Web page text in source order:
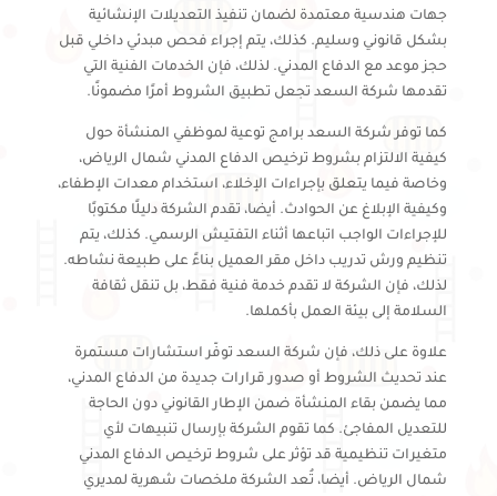
جهات هندسية معتمدة لضمان تنفيذ التعديلات الإنشائية
بشكل قانوني وسليم. كذلك، يتم إجراء فحص مبدئي داخلي قبل
حجز موعد مع الدفاع المدني. لذلك، فإن الخدمات الفنية التي
تقدمها شركة السعد تجعل تطبيق الشروط أمرًا مضمونًا.
كما توفر شركة السعد برامج توعية لموظفي المنشأة حول
كيفية الالتزام بشروط ترخيص الدفاع المدني شمال الرياض،
وخاصة فيما يتعلق بإجراءات الإخلاء، استخدام معدات الإطفاء،
وكيفية الإبلاغ عن الحوادث. أيضا، تقدم الشركة دليلًا مكتوبًا
للإجراءات الواجب اتباعها أثناء التفتيش الرسمي. كذلك، يتم
تنظيم ورش تدريب داخل مقر العميل بناءً على طبيعة نشاطه.
لذلك، فإن الشركة لا تقدم خدمة فنية فقط، بل تنقل ثقافة
السلامة إلى بيئة العمل بأكملها.
علاوة على ذلك، فإن شركة السعد توفّر استشارات مستمرة
عند تحديث الشروط أو صدور قرارات جديدة من الدفاع المدني،
مما يضمن بقاء المنشأة ضمن الإطار القانوني دون الحاجة
للتعديل المفاجئ. كما تقوم الشركة بإرسال تنبيهات لأي
متغيرات تنظيمية قد تؤثر على شروط ترخيص الدفاع المدني
شمال الرياض. أيضا، تُعد الشركة ملخصات شهرية لمديري